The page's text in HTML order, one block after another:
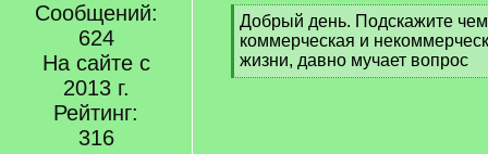
Сообщений:
624
На сайте с
2013 г.
Рейтинг:
316
[
q
]
Добрый день. Подскажите
коммерческая и
жизни, давно мучает вопрос
[